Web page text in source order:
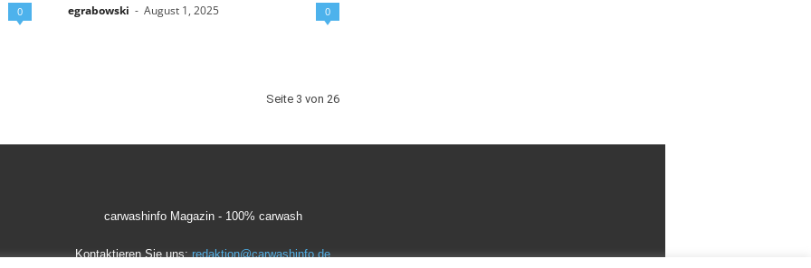
0 egrabowski - August 1, 2025 0
Seite 3 von 26
carwashinfo Magazin - 100% carwash
Kontaktieren Sie uns:redaktion@carwashinfo.de